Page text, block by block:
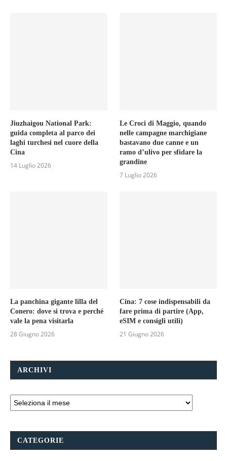
Jiuzhaigou National Park:
guida completa al parco dei
laghi turchesi nel cuore della
Cina
14 Luglio 2026
Le Croci di Maggio, quando
nelle campagne marchigiane
bastavano due canne e un
ramo d’ulivo per sfidare la
grandine
7 Luglio 2026
La panchina gigante lilla del
Conero: dove si trova e perché
vale la pena visitarla
28 Giugno 2026
Cina: 7 cose indispensabili da
fare prima di partire (App,
eSIM e consigli utili)
21 Giugno 2026
ARCHIVI
CATEGORIE